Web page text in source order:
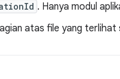
. Hanya modul
atas file yang terlihat